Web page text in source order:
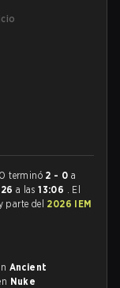
terminó 2 - 0 a
a las13:06 . El
parte del 2026 IEM
Ancient
Nuke